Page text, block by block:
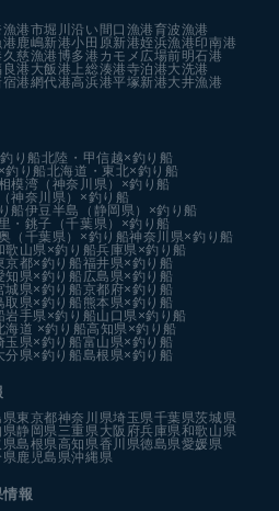
港市堀川沿い 間口漁港育波漁港
鹿嶋新港小田原新港姪浜漁港印南港
久慈漁港博多港カモメ広場前明石港
良港 大飯港 上総湊港寺泊港大洗港
港網代港高浜港平塚新港大井漁港
り船北陸・甲信越×釣り船
釣り船北海道・東北×釣り船
模湾（神奈川県）×釣り船
神奈川県）×釣り船
船伊豆半島（静岡県）×釣り船
・銚子（千葉県）×釣り船
（千葉県）×釣り船神奈川県×釣り船
歌山県×釣り船兵庫県×釣り船
京都×釣り船福井県×釣り船
知県×釣り船 広島県×釣り船
城県×釣り船京都府×釣り船
取県×釣り船 熊本県×釣り船
岩手県×釣り船山口県×釣り船
海道 ×釣り船高知県×釣り船
玉県×釣り船富山県×釣り船
分県×釣り船島根県×釣り船
県東京都神奈川県埼玉県千葉県茨城県
県静岡県三重県大阪府兵庫県和歌山県
県島根県高知県香川県徳島県愛媛県
県鹿児島県沖縄県
報